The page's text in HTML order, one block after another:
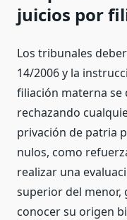
juicios por
Los tribunales
14/2006 y la
filiación materna
rechazando
privación de patria
nulos, como
realizar una
superior del menor,
conocer su origen